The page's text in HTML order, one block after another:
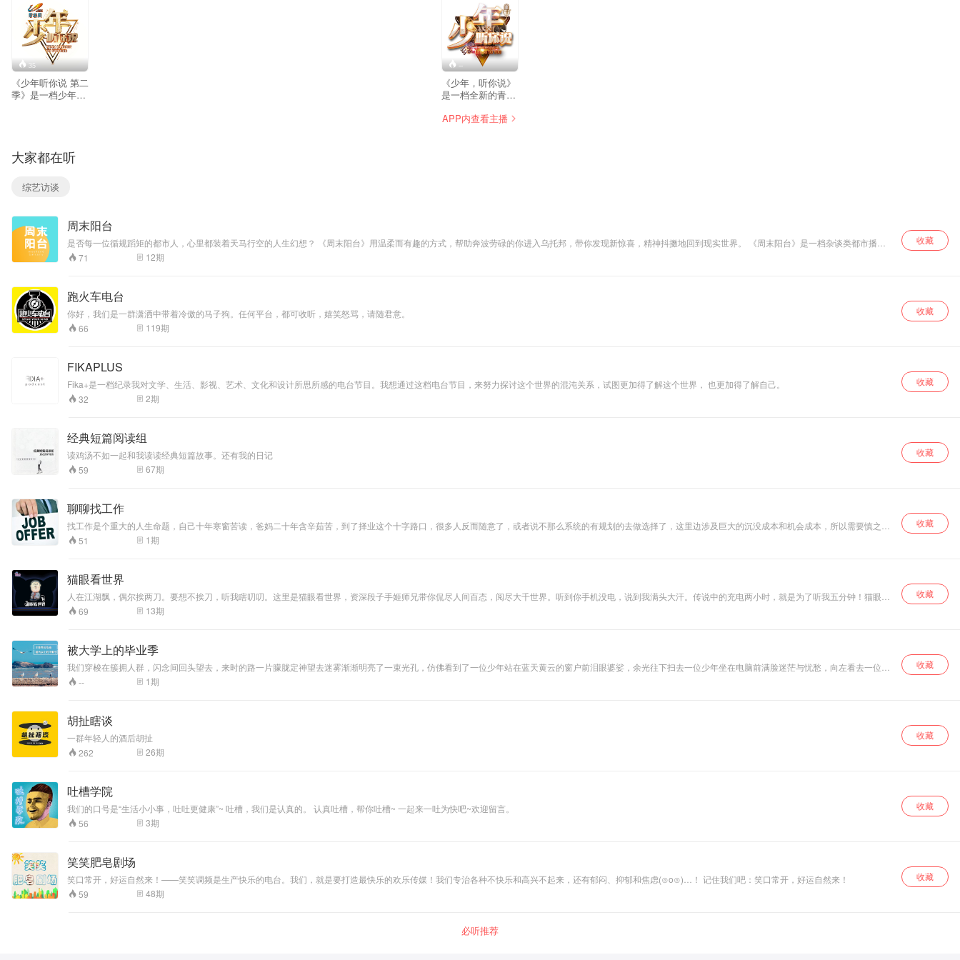
35
《少年听你说 第二
季》是一档少年思
量少年们，他们将
用少年自己的故事
说出最真实的少年
世界。他们中有众
有成人口中的“叛逆
者”，他们读万卷书
更可能行万里路，
他们是00后，他们
是国家之未来。节
体人吴伯凡和情商
教育专家张怡筠两
名重量级嘉宾，广
东卫视每周五晚
22:15，让我们一
--
《少年，听你说》
是一档全新的青少
2018年1月21日中
国少年的声音。他
们中有众人眼中的
APP内查看主播
大家都在听
综艺访谈
周末阳台
是否每一位循规蹈矩的都市人，心里都装着天马行空的人生幻想？ 《周末阳台》用温柔而有趣的方式，帮助奔波劳碌的你进入乌托邦，带你发现新惊喜，精神抖擞地回到现实世界。 《周末阳台》是一档杂谈类都市播
客，由阿卷、辣辣、味美思、Jennifer四位主播分享成长中的爆笑瞬间，探讨漫漫人生的是非观，科普然并卵的冷知识。和你一起聊烟火人间寻常事，展忙里偷闲开心颜。 不慌不忙，眼里有光。
71 12期
收藏
跑火车电台
你好，我们是一群潇洒中带着冷傲的马子狗。任何平台，都可收听，嬉笑怒骂，请随君意。
66
119期
收藏
FIKAPLUS
Fika+是一档纪录我对文学、生活、影视、艺术、文化和设计所思所感的电台节目。我想通过这档电台节目，来努力探讨这个世界的混沌关系，试图更加得了解这个世界， 也更加得了解自己。
32
2期
收藏
经典短篇阅读组
读鸡汤不如一起和我读读经典短篇故事。还有我的日记
59
67期
收藏
聊聊找工作
找工作是个重大的人生命题，自己十年寒窗苦读，爸妈二十年含辛茹苦，到了择业这个十字路口，很多人反而随意了，或者说不那么系统的有规划的去做选择了，这里边涉及巨大的沉没成本和机会成本，所以需要慎之又
慎，我们一起聊聊这里边需要你躲避的坑。
51 1期
收藏
猫眼看世界
人在江湖飘，偶尔挨两刀。要想不挨刀，听我瞎叨叨。这里是猫眼看世界，资深段子手姬师兄带你侃尽人间百态，阅尽大千世界。听到你手机没电，说到我满头大汗。传说中的充电两小时，就是为了听我五分钟！猫眼看
世界，跟着师兄一起high！更多精彩内容订阅猫巷微信公众号：MXRadio；qq听友群：296122873
69 13期
收藏
被大学上的毕业季
我们穿梭在簇拥人群，闪念间回头望去，来时的路一片朦胧定神望去迷雾渐渐明亮了一束光孔，仿佛看到了一位少年站在蓝天黄云的窗户前泪眼婆娑，余光往下扫去一位少年坐在电脑前满脸迷茫与忧愁，向左看去一位少
年在宿舍眉开眼笑，却又在水果湖隧道的雨中知道了泪水的味道，往右看去一位少女站在北京西站拖着大大的行李箱装满了逃离的不舍和对新生活的憧憬。
-- 1期
收藏
胡扯瞎谈
一群年轻人的酒后胡扯
262
26期
收藏
吐槽学院
我们的口号是“生活小小事，吐吐更健康”~ 吐槽，我们是认真的。 认真吐槽，帮你吐槽~ 一起来一吐为快吧~欢迎留言。
56
3期
收藏
笑笑肥皂剧场
笑口常开，好运自然来！——笑笑调频是生产快乐的电台。我们，就是要打造最快乐的欢乐传媒！我们专治各种不快乐和高兴不起来，还有郁闷、抑郁和焦虑(⊙o⊙)…！ 记住我们吧：笑口常开，好运自然来！
59
48期
收藏
必听推荐